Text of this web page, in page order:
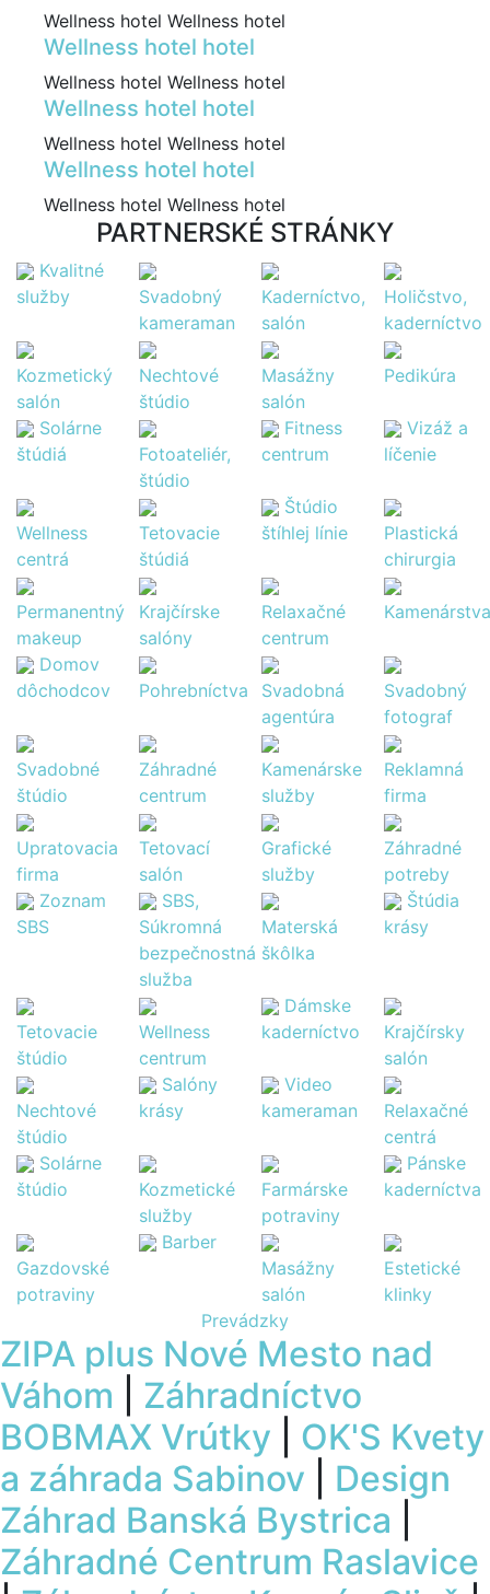
Wellness hotel Wellness hotel
Wellness hotel hotel
Wellness hotel Wellness hotel
Wellness hotel hotel
Wellness hotel Wellness hotel
Wellness hotel hotel
Wellness hotel Wellness hotel
PARTNERSKÉ STRÁNKY
Kvalitné
služby
Svadobný
kameraman
Kaderníctvo,
salón
Holičstvo,
kaderníctvo
Kozmetický
salón
Nechtové
štúdio
Masážny
salón
Pedikúra
Solárne
štúdiá
Fotoateliér,
štúdio
Fitness
centrum
Vizáž a
líčenie
Wellness
centrá
Tetovacie
štúdiá
Štúdio
štíhlej línie
Plastická
chirurgia
Permanentný
makeup
Krajčírske
salóny
Relaxačné
centrum
Kamenárstva
Domov
dôchodcov
Pohrebníctva
Svadobná
agentúra
Svadobný
fotograf
Svadobné
štúdio
Záhradné
centrum
Kamenárske
služby
Reklamná
firma
Upratovacia
firma
Tetovací
salón
Grafické
služby
Záhradné
potreby
Zoznam
SBS
SBS,
Súkromná
bezpečnostná
služba
Materská
škôlka
Štúdia
krásy
Tetovacie
štúdio
Wellness
centrum
Dámske
kaderníctvo
Krajčírsky
salón
Nechtové
štúdio
Salóny
krásy
Video
kameraman
Relaxačné
centrá
Solárne
štúdio
Kozmetické
služby
Farmárske
potraviny
Pánske
kaderníctva
Gazdovské
potraviny
Barber
Masážny
salón
Estetické
klinky
Prevádzky
ZIPA plus Nové Mesto nad
Váhom
Záhradníctvo
BOBMAX Vrútky
OK'S Kvety
a záhrada Sabinov
Design
Záhrad Banská Bystrica
Záhradné Centrum Raslavice